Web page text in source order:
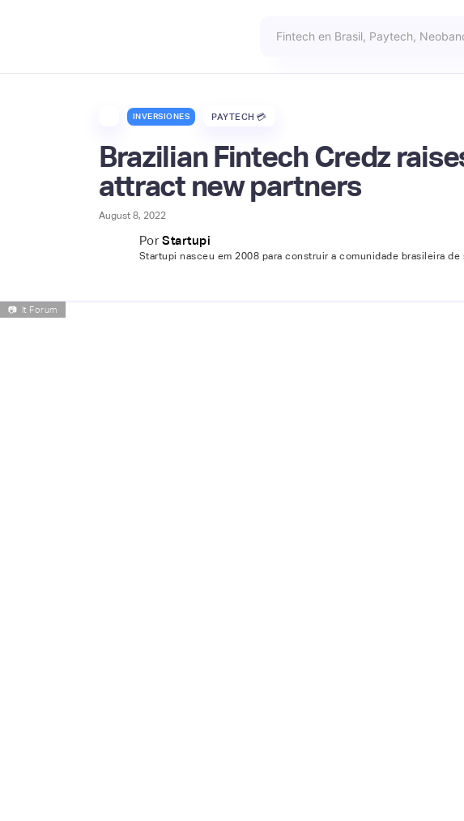
INVERSIONES PAYTECH 💳
Brazilian Fintech Credz
attract new partners
August 8, 2022
Por Startupi
Startupi nasceu em 2008 para construir a comunidade brasileira de
📷 It Forum